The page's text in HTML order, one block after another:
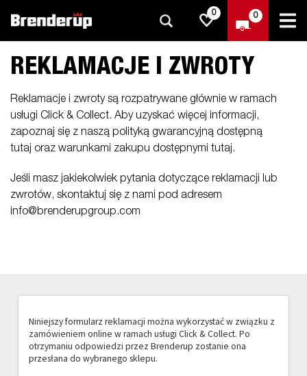
0 0
REKLAMACJE I ZWROTY
Reklamacje i zwroty są rozpatrywane głównie w ramach
usługi Click & Collect. Aby uzyskać więcej informacji,
zapoznaj się z naszą polityką gwarancyjną dostępną
tutaj oraz warunkami zakupu dostępnymi tutaj.
Jeśli masz jakiekolwiek pytania dotyczące reklamacji lub
zwrotów, skontaktuj się z nami pod adresem
info@brenderupgroup.com